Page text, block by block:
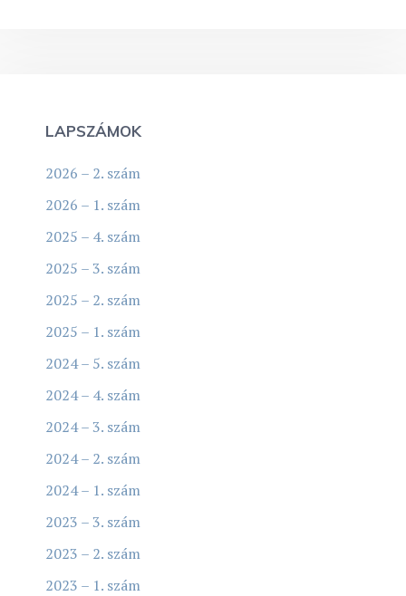
LAPSZÁMOK
2026 – 2. szám
2026 – 1. szám
2025 – 4. szám
2025 – 3. szám
2025 – 2. szám
2025 – 1. szám
2024 – 5. szám
2024 – 4. szám
2024 – 3. szám
2024 – 2. szám
2024 – 1. szám
2023 – 3. szám
2023 – 2. szám
2023 – 1. szám